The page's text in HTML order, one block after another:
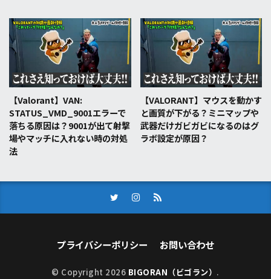
【Valorant】VAN:
STATUS_VMD_9001エラーで
落ちる原因は？9001が出て射撃
場やマッチに入れない時の対処
法
【VALORANT】マウスを動かす
と画質が下がる？ミニマップや
武器だけガビガビになるのはグ
ラボ設定が原因？
プライバシーポリシー お問い合わせ
© Copyright 2026 BIGORAN（ビゴラン） .